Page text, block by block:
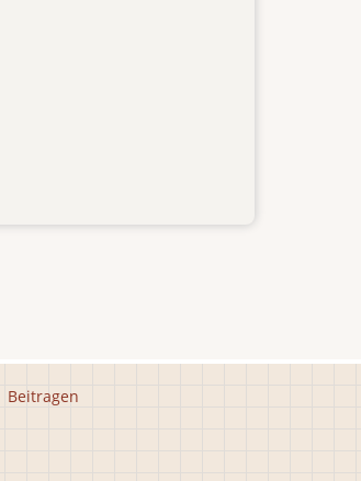
Beitragen